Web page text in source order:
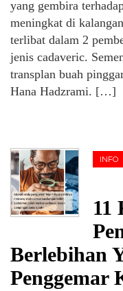
yang gembira
meningkat di
terlibat dalam 2
jenis cadaveric.
transplan buah
Hana Hadzrami. […]
INFO
11
Berlebihan
Penggemar